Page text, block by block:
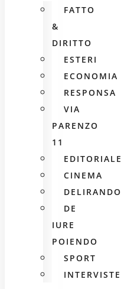
FATTO
&
DIRITTO
ESTERI
ECONOMIA
RESPONSA
VIA
PARENZO
11
EDITORIALE
CINEMA
DELIRANDO
DE
IURE
POIENDO
SPORT
INTERVISTE